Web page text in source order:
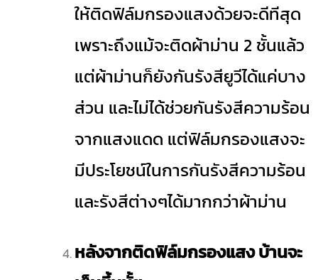
ให้ติดฟิล์มกรองแสงด้วยจะดีทีสุด
เพราะถึงแม้จะติดผ้าม่าน 2 ชั้นแล้ว
แต่ผ้าม่านก็ยังกันรังสียูวีได้แค่บาง
ส่วน และไม่ได้ช่วยกันรังสีความร้อน
จากแสงแดด แต่ฟิล์มกรองแสงจะ
มีประโยชน์ในการกันรังสีความร้อน
และรังสีต่างๆได้มากกว่าผ้าม่าน
หลังจากติดฟิล์มกรองแสง บ้านจะ